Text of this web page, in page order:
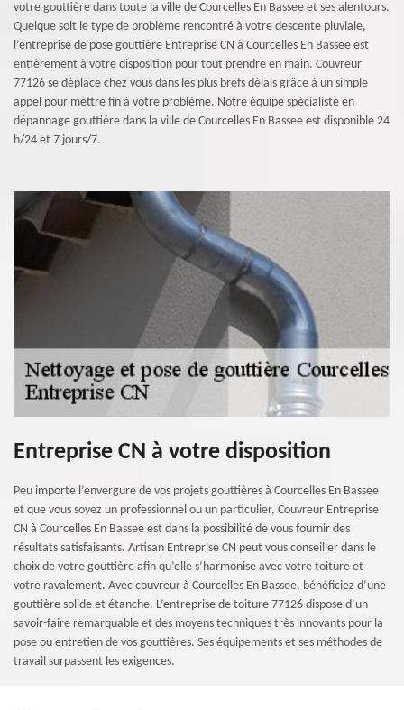
votre gouttière dans toute la ville de Courcelles En Bassee et ses alentours.
Quelque soit le type de problème rencontré à votre descente pluviale,
l’entreprise de pose gouttière Entreprise CN à Courcelles En Bassee est
entièrement à votre disposition pour tout prendre en main. Couvreur
77126 se déplace chez vous dans les plus brefs délais grâce à un simple
appel pour mettre fin à votre problème. Notre équipe spécialiste en
dépannage gouttière dans la ville de Courcelles En Bassee est disponible 24
h/24 et 7 jours/7.
Entreprise CN à votre disposition
Peu importe l’envergure de vos projets gouttières à Courcelles En Bassee
et que vous soyez un professionnel ou un particulier, Couvreur Entreprise
CN à Courcelles En Bassee est dans la possibilité de vous fournir des
résultats satisfaisants. Artisan Entreprise CN peut vous conseiller dans le
choix de votre gouttière afin qu’elle s’harmonise avec votre toiture et
votre ravalement. Avec couvreur à Courcelles En Bassee, bénéficiez d’une
gouttière solide et étanche. L’entreprise de toiture 77126 dispose d’un
savoir-faire remarquable et des moyens techniques très innovants pour la
pose ou entretien de vos gouttières. Ses équipements et ses méthodes de
travail surpassent les exigences.